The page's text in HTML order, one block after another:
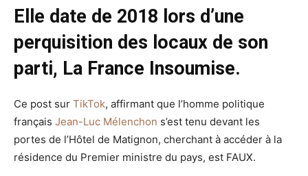
Elle date de 2018 lors d’une
perquisition des locaux de son
parti, La France Insoumise.
Ce post sur TikTok, affirmant que l’homme politique
français Jean-Luc Mélenchon s’est tenu devant les
portes de l’Hôtel de Matignon, cherchant à accéder à la
résidence du Premier ministre du pays, est FAUX.